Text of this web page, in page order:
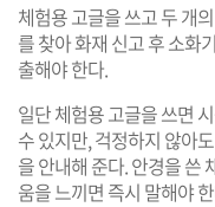
체험용 고글을 쓰고 두 개
를 찾아 화재 신고 후 소화
출해야 한다.
일단 체험용 고글을 쓰면
수 있지만, 걱정하지 않아
을 안내해 준다. 안경을 쓴
움을 느끼면 즉시 말해야